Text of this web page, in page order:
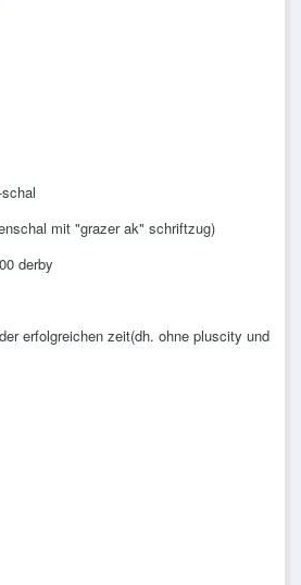
mit "grazer ak" schriftzug)
derby
erfolgreichen zeit(dh. ohne pluscity und